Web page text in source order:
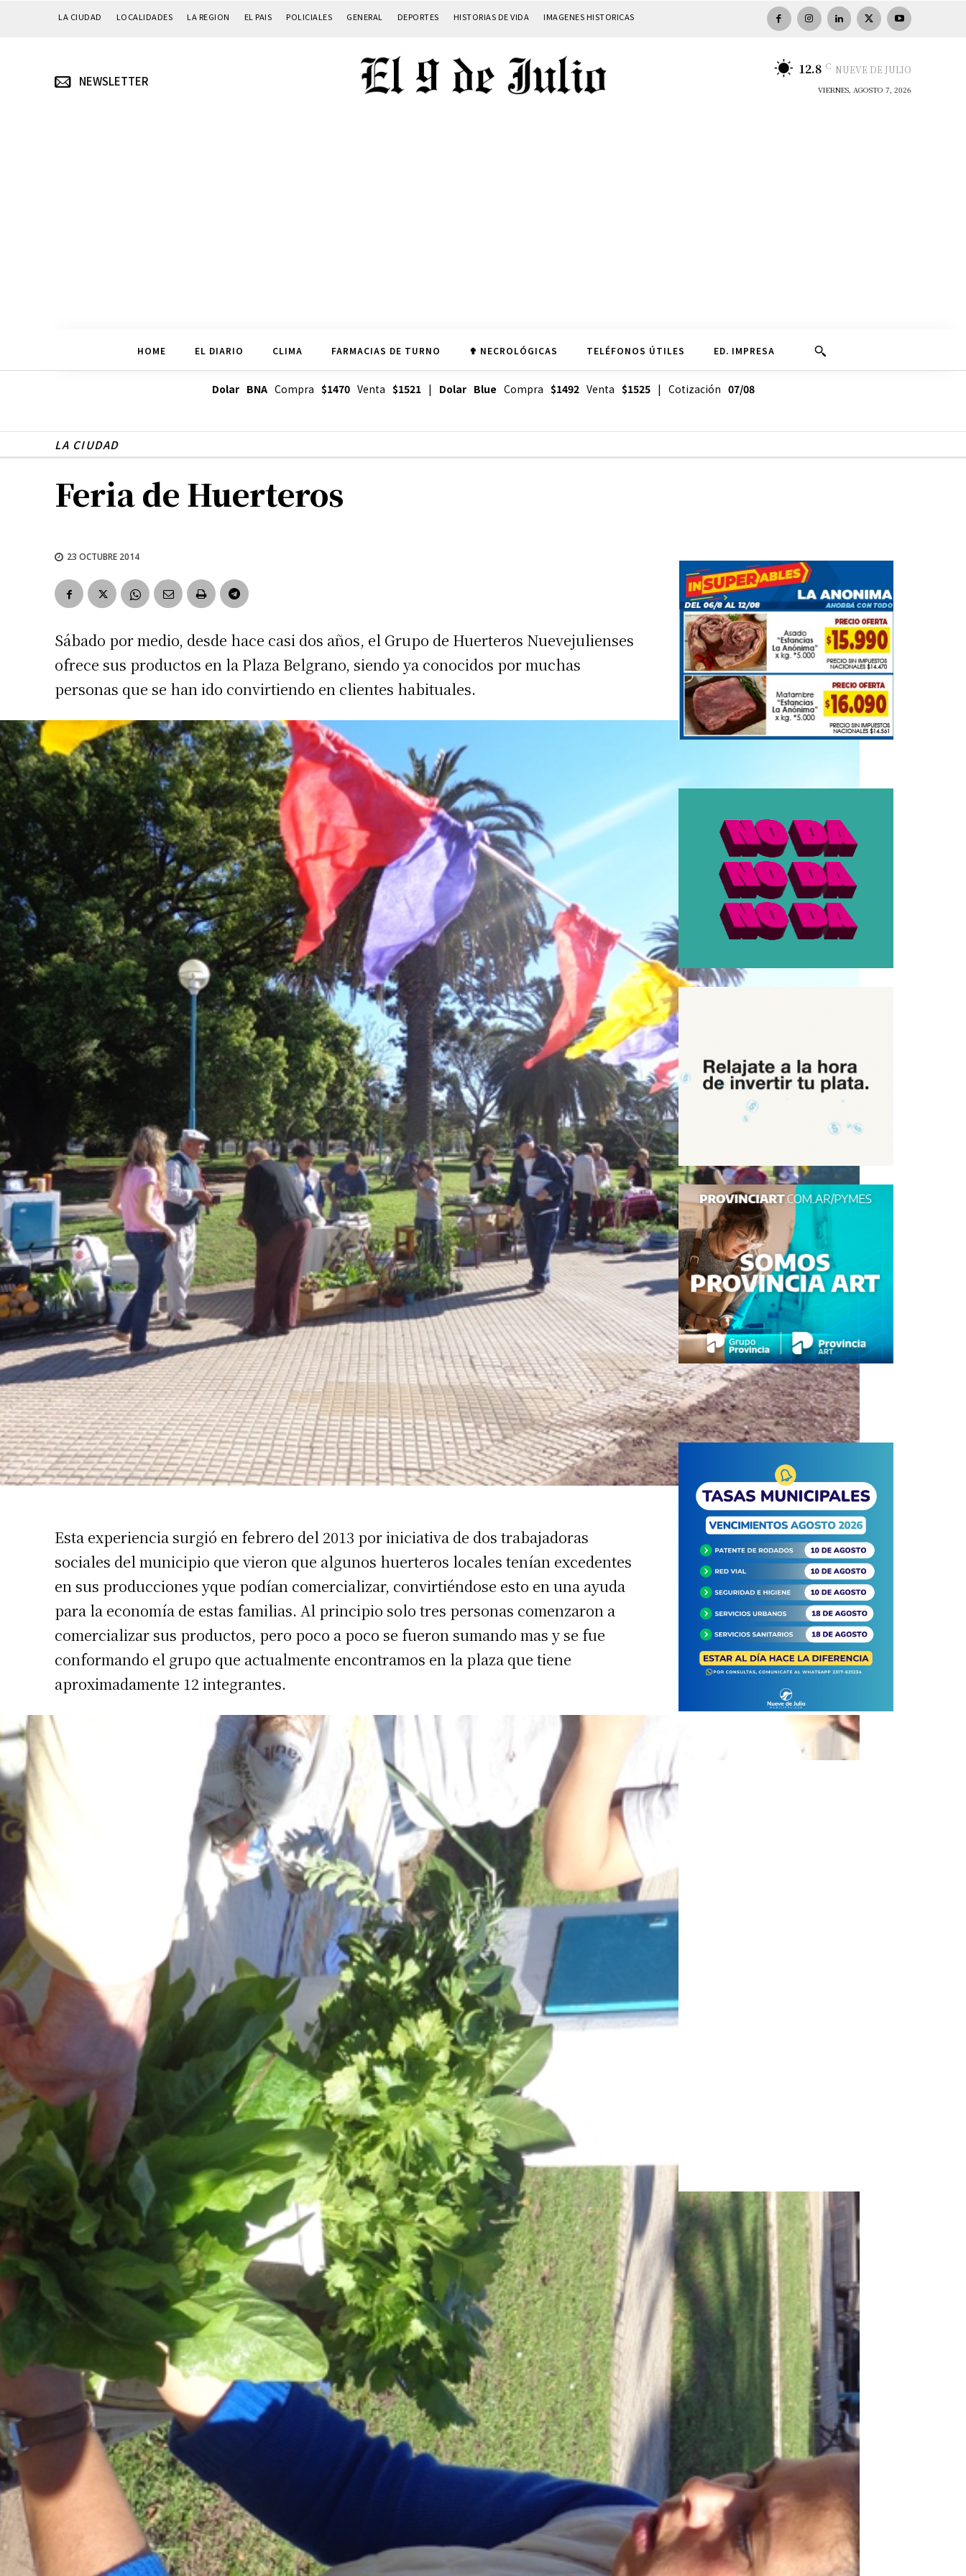
Suscribirme gratis
Dirección de correo electrónico *
LA CIUDAD LOCALIDADES LA REGION EL PAIS POLICIALES GENERAL DEPORTES HISTORIAS DE VIDA IMAGENES HISTORICAS
NEWSLETTER
12.8 C NUEVE DE JULIO
VIERNES, AGOSTO 7, 2026
HOME EL DIARIO CLIMA FARMACIAS DE TURNO ✟ NECROLÓGICAS TELÉFONOS ÚTILES ED. IMPRESA
Dolar BNACompra $1470Venta $1521| Dolar Blue Compra $1492Venta $1525| Cotización 07/08
LA CIUDAD
Feria de Huerteros
23 OCTUBRE 2014
Sábado por medio, desde hace casi dos años, el Grupo de Huerteros Nuevejulienses
ofrece sus productos en la Plaza Belgrano, siendo ya conocidos por muchas
personas que se han ido convirtiendo en clientes habituales.
Esta experiencia surgió en febrero del 2013 por iniciativa de dos trabajadoras
sociales del municipio que vieron que algunos huerteros locales tenían excedentes
en sus producciones yque podían comercializar, convirtiéndose esto en una ayuda
para la economía de estas familias. Al principio solo tres personas comenzaron a
comercializar sus productos, pero poco a poco se fueron sumando mas y se fue
conformando el grupo que actualmente encontramos en la plaza que tiene
aproximadamente 12 integrantes.